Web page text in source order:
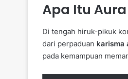
Apa Itu
Di tengah hiruk-pikuk
dari perpaduan karisma
pada kemampuan